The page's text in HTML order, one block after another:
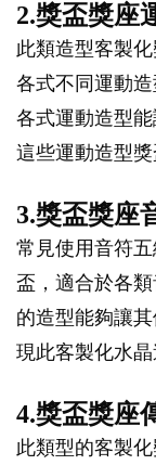
2.獎盃獎座
此類造型客製
各式不同運動
各式運動造型
這些運動造型獎
3.獎盃獎座
常見使用音符
盃，適合於各
的造型能夠讓
現此客製化水晶
4.獎盃獎座
此類型的客製